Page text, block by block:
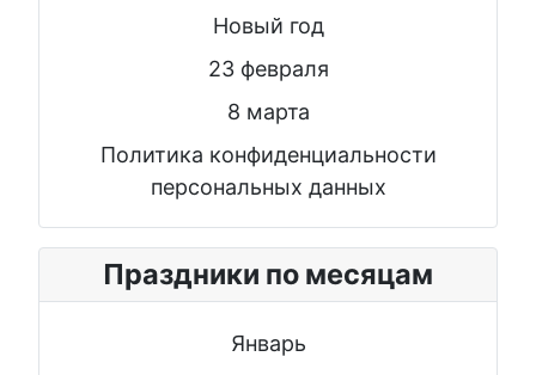
Новый год
23 февраля
8 марта
Политика конфиденциальности
персональных данных
Праздники по месяцам
Январь